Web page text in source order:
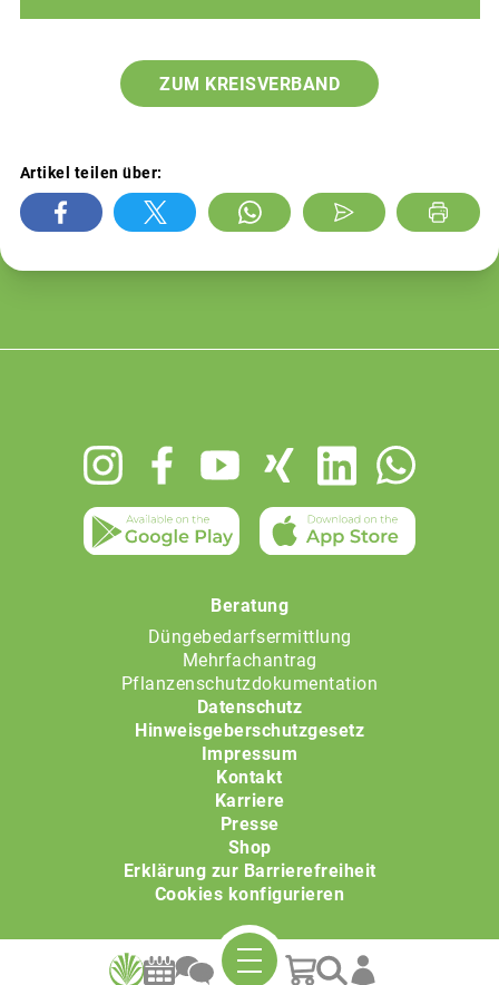
ZUM KREISVERBAND
Artikel teilen über:
Beratung
Düngebedarfsermittlung
Mehrfachantrag
Pflanzenschutzdokumentation
Datenschutz
Hinweisgeberschutzgesetz
Impressum
Kontakt
Karriere
Presse
Shop
Erklärung zur Barrierefreiheit
Cookies konfigurieren